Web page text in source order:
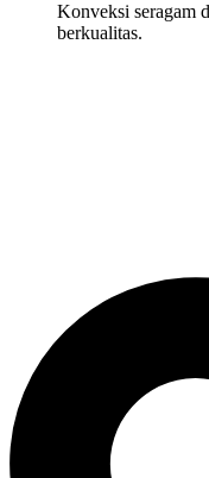
Konveksi seragam
berkualitas.